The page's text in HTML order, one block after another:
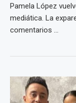
Pamela López
mediática. La
comentarios ...